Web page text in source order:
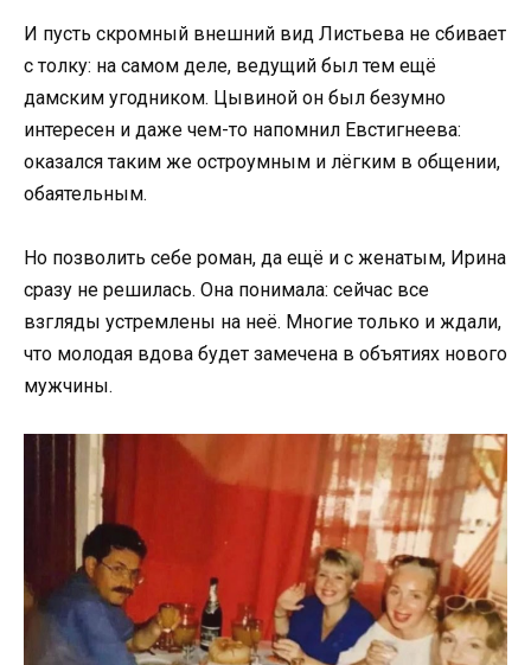
И пусть скромный внешний вид Листьева не сбивает
с толку: на самом деле, ведущий был тем ещё
дамским угодником. Цывиной он был безумно
интересен и даже чем-то напомнил Евстигнеева:
оказался таким же остроумным и лёгким в общении,
обаятельным.
Но позволить себе роман, да ещё и с женатым, Ирина
сразу не решилась. Она понимала: сейчас все
взгляды устремлены на неё. Многие только и ждали,
что молодая вдова будет замечена в объятиях нового
мужчины.